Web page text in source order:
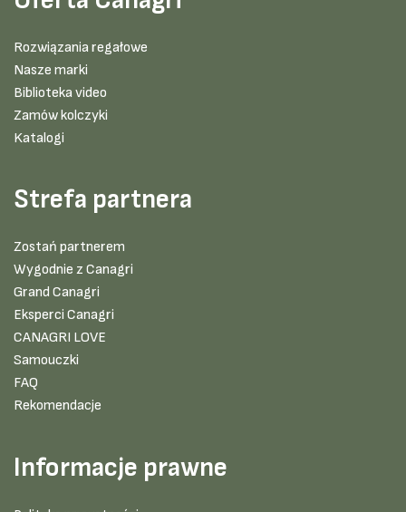
Rozwiązania regałowe
Nasze marki
Biblioteka video
Zamów kolczyki
Katalogi
Strefa partnera
Zostań partnerem
Wygodnie z Canagri
Grand Canagri
Eksperci Canagri
CANAGRI LOVE
Samouczki
FAQ
Rekomendacje
Informacje prawne